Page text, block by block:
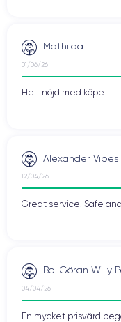
Mathilda
01/06/26
Helt nöjd med köpet
Alexander Vibes
12/04/26
Great service! Safe
Bo-Göran Willy
04/04/26
En mycket prisvärd